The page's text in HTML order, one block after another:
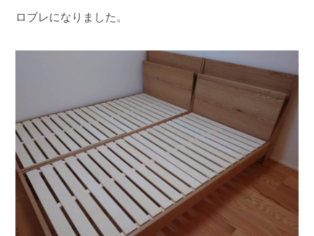
ロブレになりました。